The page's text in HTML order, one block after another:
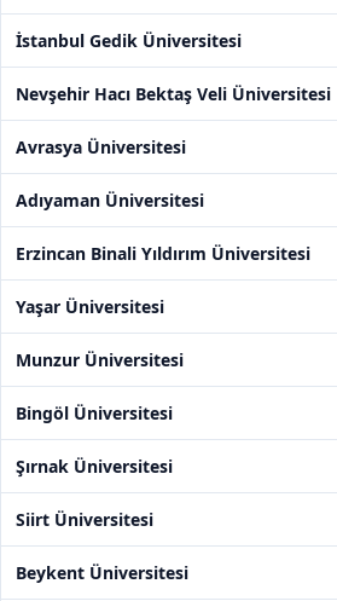
İstanbul Gedik Üniversitesi
Nevşehir Hacı Bektaş Veli Üniversitesi
Avrasya Üniversitesi
Adıyaman Üniversitesi
Erzincan Binali Yıldırım Üniversitesi
Yaşar Üniversitesi
Munzur Üniversitesi
Bingöl Üniversitesi
Şırnak Üniversitesi
Siirt Üniversitesi
Beykent Üniversitesi